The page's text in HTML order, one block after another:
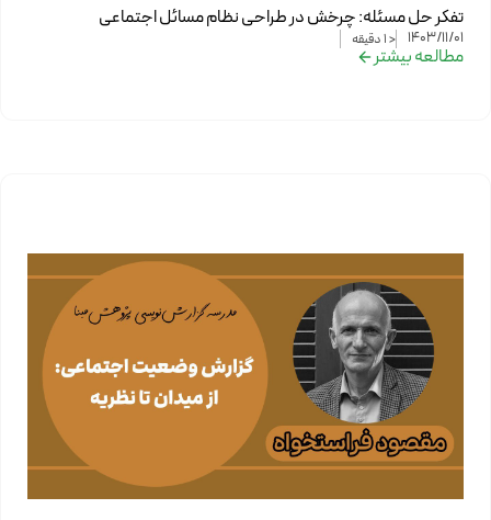
تفکر حل مسئله: چرخش در طراحی نظام مسائل اجتماعی
1403/11/01
< 1 دقیقه
مطالعه بیشتر